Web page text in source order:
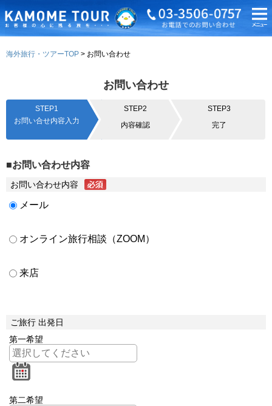
海外旅行・ツアーTOP お問い合わせ
お問い合わせ
STEP1
お問い合せ内容入力
STEP2
内容確認
STEP3
完了
■お問い合わせ内容
お問い合わせ内容
メール
オンライン旅行相談（ZOOM）
来店
ご旅行 出発日
第一希望
第二希望